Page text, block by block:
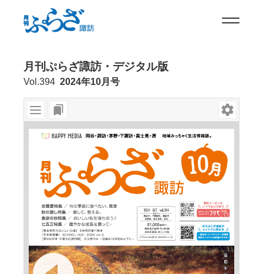
月刊ぷらざ諏訪・デジタル版
Vol.394 2024年10月号